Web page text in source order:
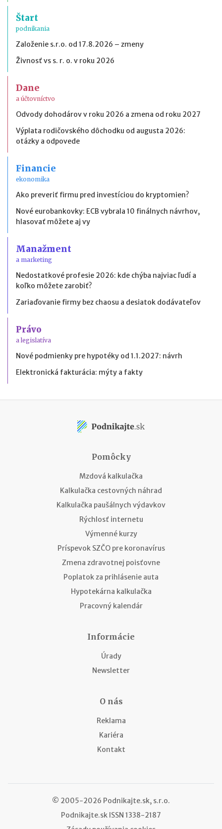
Štart
podnikania
Založenie s.r.o. od 17.8.2026 – zmeny
Živnosť vs s. r. o. v roku 2026
Dane
a účtovníctvo
Odvody dohodárov v roku 2026 a zmena od roku 2027
Výplata rodičovského dôchodku od augusta 2026:
otázky a odpovede
Financie
ekonomika
Ako preveriť firmu pred investíciou do kryptomien?
Nové eurobankovky: ECB vybrala 10 finálnych návrhov,
hlasovať môžete aj vy
Manažment
a marketing
Nedostatkové profesie 2026: kde chýba najviac ľudí a
koľko môžete zarobiť?
Zariaďovanie firmy bez chaosu a desiatok dodávateľov
Právo
a legislatíva
Nové podmienky pre hypotéky od 1.1.2027: návrh
Elektronická fakturácia: mýty a fakty
Pomôcky
Mzdová kalkulačka
Kalkulačka cestovných náhrad
Kalkulačka paušálnych výdavkov
Rýchlosť internetu
Výmenné kurzy
Príspevok SZČO pre koronavírus
Zmena zdravotnej poisťovne
Poplatok za prihlásenie auta
Hypotekárna kalkulačka
Pracovný kalendár
Informácie
Úrady
Newsletter
O nás
Reklama
Kariéra
Kontakt
© 2005-2026 Podnikajte.sk, s.r.o.
Podnikajte.sk ISSN 1338-2187